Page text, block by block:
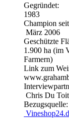
1983
März 2006
1.900 ha (im
Farmern)
Link
Chris Du